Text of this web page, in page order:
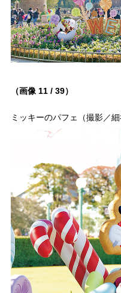
（画像 11 / 39）
ミッキーのパフェ（撮影／細